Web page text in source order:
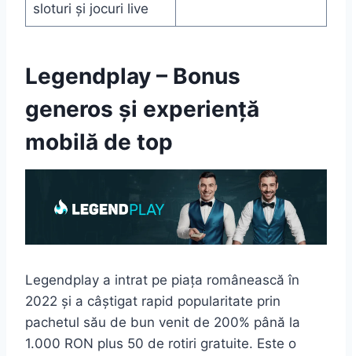
sloturi și jocuri live
Legendplay – Bonus
generos și experiență
mobilă de top
Legendplay a intrat pe piața românească în
2022 și a câștigat rapid popularitate prin
pachetul său de bun venit de 200% până la
1.000 RON plus 50 de rotiri gratuite. Este o